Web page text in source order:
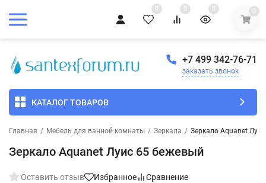
0 0 0 0
+7 499 342-76-71
заказать звонок
КАТАЛОГ ТОВАРОВ
Главная / Мебель для ванной комнаты / Зеркала / Зеркало Aquanet
Зеркало Aquanet Луис 65 бежевый
Оставить отзыв Избранное Сравнение